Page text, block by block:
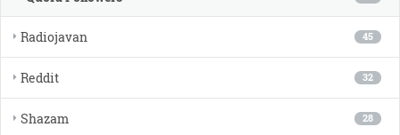
45
Radiojavan
32
Reddit
28
Shazam